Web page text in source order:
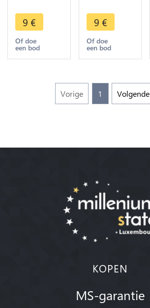
Helvetia
1904 B
Berne Silver
-> Make
9 €
Of doe
een bod
Helvetia
1906 B
Berne Silver
-> Make
9 €
Of doe
een bod
Vorige 1 Volgende
KOPEN
MS-garantie